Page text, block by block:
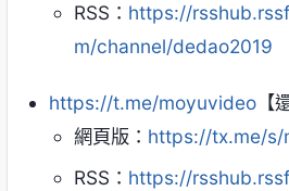
RSS： https://
m/channel/dedao2019
https://t.me/moyuvideo 【
網頁版： https://tx.me/s/
RSS： https://